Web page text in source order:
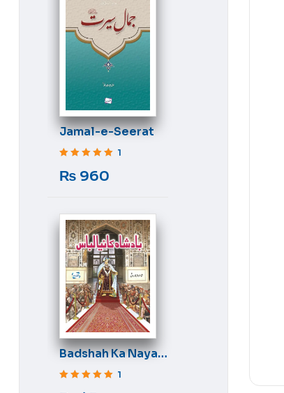
Jamal-e-Seerat
1
₨ 960
Badshah Ka Naya
Libas
1